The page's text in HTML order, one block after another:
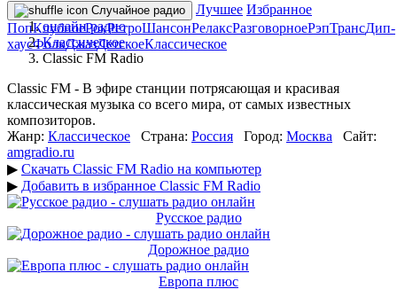
Случайное радио Лучшее Избранное
ПопКлубноеРокРетроШансонРелаксРазговорноеРэпТрансДип-
хаусФолкДжазДетскоеКлассическое
онлайн радио
Классическое
Classic FM Radio
Classic FM - В эфире станции потрясающая и красивая
классическая музыка со всего мира, от самых известных
композиторов.
Жанр: Классическое Страна: Россия Город: Москва
Сайт:
amgradio.ru
▶ Скачать Classic FM Radio на компьютер
▶ Добавить в избранное Classic FM Radio
Русское радио
Дорожное радио
Европа плюс